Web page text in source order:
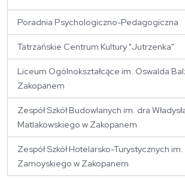
Poradnia Psychologiczno-Pedagogiczna
Tatrzańskie Centrum Kultury "Jutrzenka"
Liceum Ogólnokształcące im. Oswalda
Zakopanem
Zespół Szkół Budowlanych im. dra
Matlakowskiego w Zakopanem
Zespół Szkół Hotelarsko-Turystycznych im.
Zamoyskiego w Zakopanem